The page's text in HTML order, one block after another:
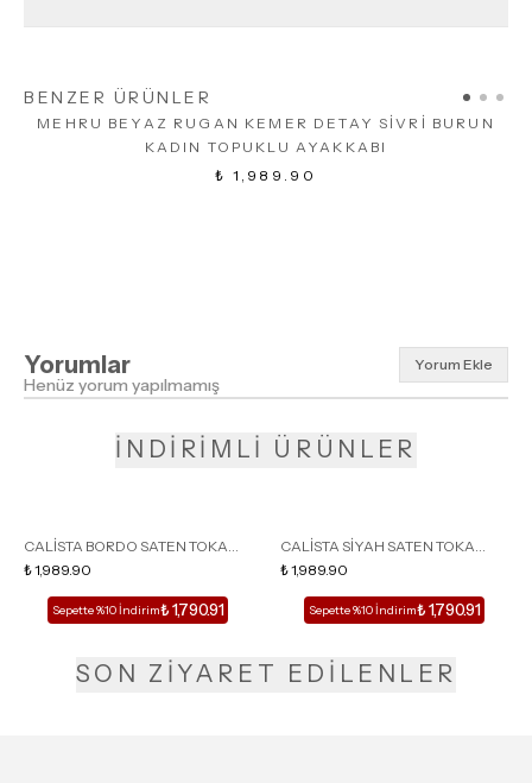
BENZER ÜRÜNLER
MEHRU BEYAZ RUGAN KEMER DETAY SİVRİ BURUN
KADIN TOPUKLU AYAKKABI
₺ 1,989.90
Yorumlar Yorum Ekle
Henüz yorum yapılmamış
İNDİRİMLİ ÜRÜNLER
CALİSTA BORDO SATEN TOKA
DETAY SİVRİ BURUN KADIN
TOPUKLU TERLİK
₺ 1,989.90
Sepette %10 İndirim₺ 1,790.91
CALİSTA SİYAH SATEN TOKA
DETAY SİVRİ BURUN KADIN
TOPUKLU TERLİK
₺ 1,989.90
Sepette %10 İndirim₺ 1,790.91
SON ZİYARET EDİLENLER